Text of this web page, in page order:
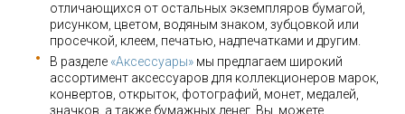
отличающихся от остальных экземпляров бумагой,
рисунком, цветом, водяным знаком, зубцовкой или
просечкой, клеем, печатью, надпечатками и другим.
В разделе «Аксессуары» мы предлагаем широкий
ассортимент аксессуаров для коллекционеров марок,
конвертов, открыток, фотографий, монет, медалей,
значков, а также бумажных денег. Вы можете